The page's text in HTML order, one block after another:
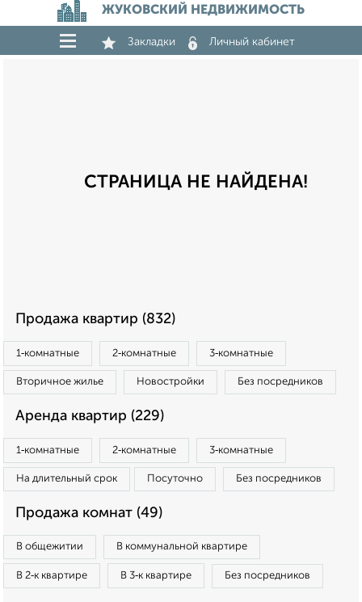
ЖУКОВСКИЙ НЕДВИЖИМОСТЬ
Закладки Личный кабинет
СТРАНИЦА НЕ НАЙДЕНА!
Продажа квартир (832)
1‑комнатные 2‑комнатные 3‑комнатные
Вторичное жилье Новостройки Без посредников
Аренда квартир (229)
1‑комнатные 2‑комнатные 3‑комнатные
На длительный срок Посуточно Без посредников
Продажа комнат (49)
В общежитии В коммунальной квартире
В 2‑к квартире В 3‑к квартире Без посредников